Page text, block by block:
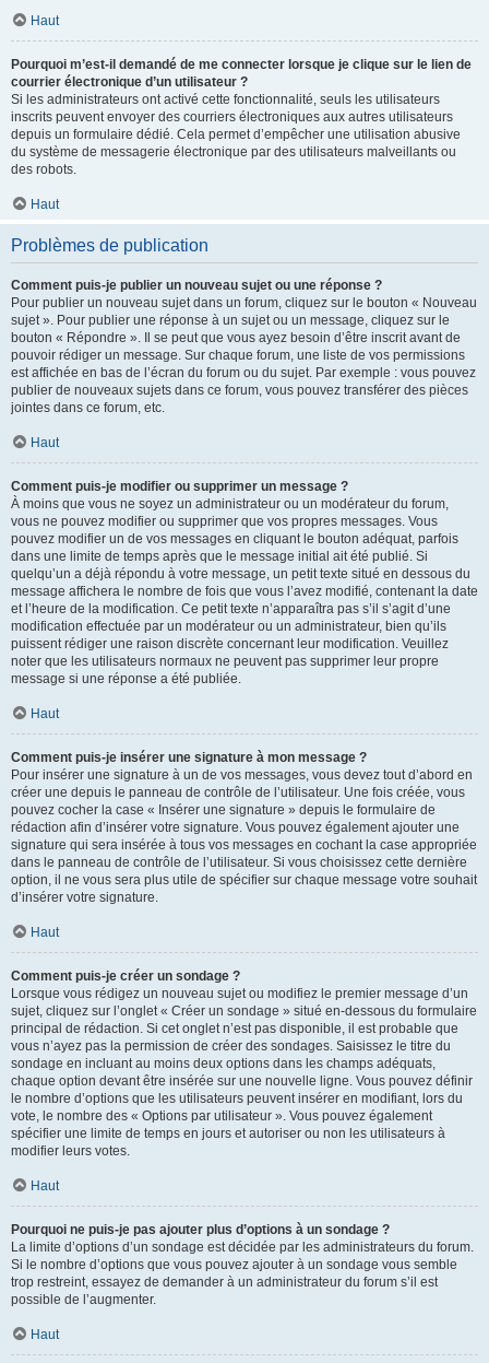
Haut
Pourquoi m’est-il demandé de me connecter lorsque je clique sur le lien de
courrier électronique d’un utilisateur ?
Si les administrateurs ont activé cette fonctionnalité, seuls les utilisateurs
inscrits peuvent envoyer des courriers électroniques aux autres utilisateurs
depuis un formulaire dédié. Cela permet d’empêcher une utilisation abusive
du système de messagerie électronique par des utilisateurs malveillants ou
des robots.
Haut
Problèmes de publication
Comment puis-je publier un nouveau sujet ou une réponse ?
Pour publier un nouveau sujet dans un forum, cliquez sur le bouton « Nouveau
sujet ». Pour publier une réponse à un sujet ou un message, cliquez sur le
bouton « Répondre ». Il se peut que vous ayez besoin d’être inscrit avant de
pouvoir rédiger un message. Sur chaque forum, une liste de vos permissions
est affichée en bas de l’écran du forum ou du sujet. Par exemple : vous pouvez
publier de nouveaux sujets dans ce forum, vous pouvez transférer des pièces
jointes dans ce forum, etc.
Haut
Comment puis-je modifier ou supprimer un message ?
À moins que vous ne soyez un administrateur ou un modérateur du forum,
vous ne pouvez modifier ou supprimer que vos propres messages. Vous
pouvez modifier un de vos messages en cliquant le bouton adéquat, parfois
dans une limite de temps après que le message initial ait été publié. Si
quelqu’un a déjà répondu à votre message, un petit texte situé en dessous du
message affichera le nombre de fois que vous l’avez modifié, contenant la date
et l’heure de la modification. Ce petit texte n’apparaîtra pas s’il s’agit d’une
modification effectuée par un modérateur ou un administrateur, bien qu’ils
puissent rédiger une raison discrète concernant leur modification. Veuillez
noter que les utilisateurs normaux ne peuvent pas supprimer leur propre
message si une réponse a été publiée.
Haut
Comment puis-je insérer une signature à mon message ?
Pour insérer une signature à un de vos messages, vous devez tout d’abord en
créer une depuis le panneau de contrôle de l’utilisateur. Une fois créée, vous
pouvez cocher la case « Insérer une signature » depuis le formulaire de
rédaction afin d’insérer votre signature. Vous pouvez également ajouter une
signature qui sera insérée à tous vos messages en cochant la case appropriée
dans le panneau de contrôle de l’utilisateur. Si vous choisissez cette dernière
option, il ne vous sera plus utile de spécifier sur chaque message votre souhait
d’insérer votre signature.
Haut
Comment puis-je créer un sondage ?
Lorsque vous rédigez un nouveau sujet ou modifiez le premier message d’un
sujet, cliquez sur l’onglet « Créer un sondage » situé en-dessous du formulaire
principal de rédaction. Si cet onglet n’est pas disponible, il est probable que
vous n’ayez pas la permission de créer des sondages. Saisissez le titre du
sondage en incluant au moins deux options dans les champs adéquats,
chaque option devant être insérée sur une nouvelle ligne. Vous pouvez définir
le nombre d’options que les utilisateurs peuvent insérer en modifiant, lors du
vote, le nombre des « Options par utilisateur ». Vous pouvez également
spécifier une limite de temps en jours et autoriser ou non les utilisateurs à
modifier leurs votes.
Haut
Pourquoi ne puis-je pas ajouter plus d’options à un sondage ?
La limite d’options d’un sondage est décidée par les administrateurs du forum.
Si le nombre d’options que vous pouvez ajouter à un sondage vous semble
trop restreint, essayez de demander à un administrateur du forum s’il est
possible de l’augmenter.
Haut